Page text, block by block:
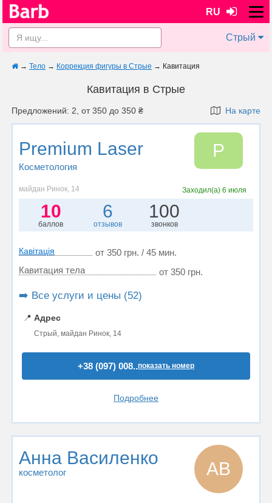
RU
Стрый
→ Тело → Коррекция фигуры в Стрые → Кавитация
Кавитация в Стрые
Предложений: 2, от 350 до 350 ₴ На карте
Premium Laser
Косметология
P
майдан Ринок, 14 Заходил(а) 6 июля
10
баллов
6
отзывов
100
звонков
Кавітація
от 350 грн. / 45 мин.
Кавитация тела
от 350 грн.
➡️ Все услуги и цены (52)
📍 Адрес
Стрый, майдан Ринок, 14
+38 (097) 008..показать номер
Подробнее
Анна Василенко
косметолог АВ